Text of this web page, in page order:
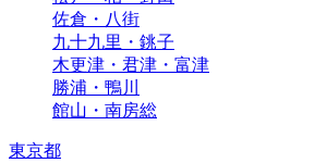
佐倉・八街
九十九里・銚子
木更津・君津・富津
勝浦・鴨川
館山・南房総
東京都